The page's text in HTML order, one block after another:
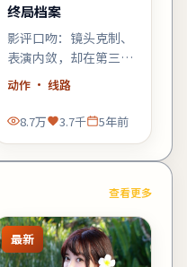
终局档案
影评口吻：镜头克制、
表演内敛，却在第三幕
用一场雨戏把张力推到
顶点——河正宇的细微
表情值得二刷。
动作 · 线路
8.7万 3.7千 5年前
查看更多
最新